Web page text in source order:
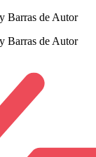
Barras de Autor
Barras de Autor